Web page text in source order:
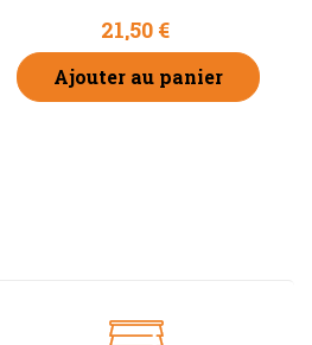
21,50 €
Ajouter au panier